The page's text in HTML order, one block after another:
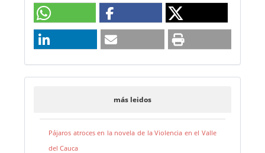
más leidos
Pájaros atroces en la novela de la Violencia en el Valle
del Cauca